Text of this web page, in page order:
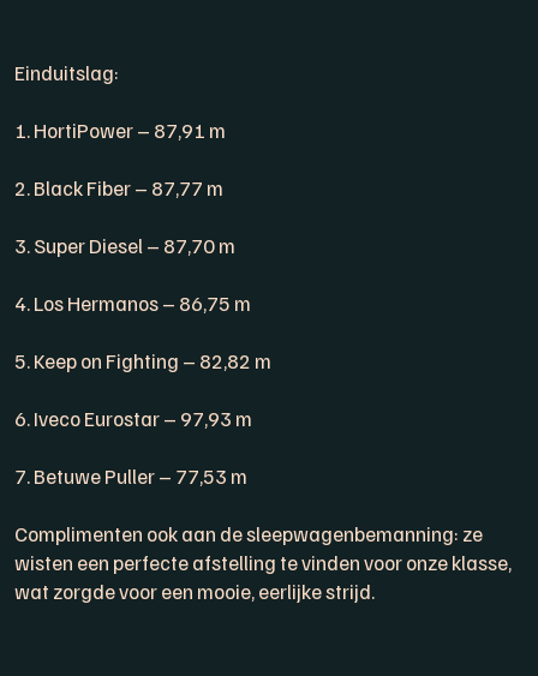
Einduitslag:
1. HortiPower – 87,91 m
2. Black Fiber – 87,77 m
3. Super Diesel – 87,70 m
4. Los Hermanos – 86,75 m
5. Keep on Fighting – 82,82 m
6. Iveco Eurostar – 97,93 m
7. Betuwe Puller – 77,53 m
Complimenten ook aan de sleepwagenbemanning: ze
wisten een perfecte afstelling te vinden voor onze klasse,
wat zorgde voor een mooie, eerlijke strijd.